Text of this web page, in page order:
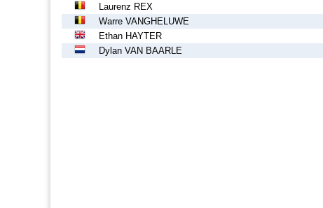
Laurenz REX
Warre VANGHELUWE
Ethan HAYTER
Dylan VAN BAARLE